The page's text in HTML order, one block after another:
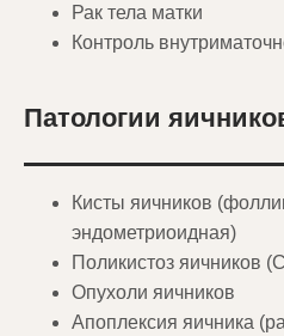
Рак тела матки
Контроль
Патологии
Кисты яичников
эндометриоидная)
Поликистоз яичников
Опухоли яичников
Апоплексия яичника